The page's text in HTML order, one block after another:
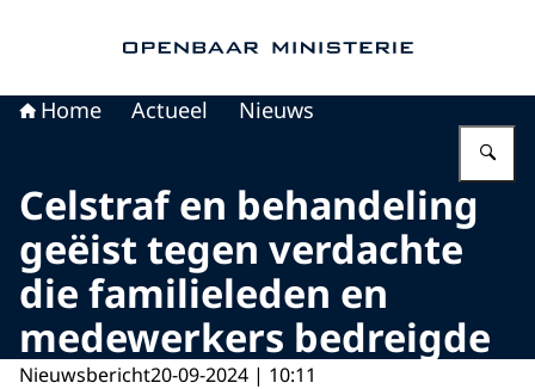
Home Actueel Nieuws
Celstraf en behandeling
geëist tegen verdachte
die familieleden en
medewerkers bedreigde
Nieuwsbericht20-09-2024 | 10:11